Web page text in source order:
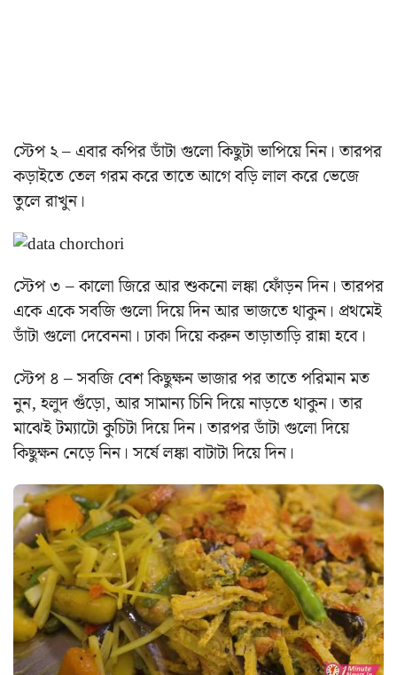
স্টেপ ২ – এবার কপির ডাঁটা গুলো কিছুটা ভাপিয়ে নিন। তারপর
কড়াইতে তেল গরম করে তাতে আগে বড়ি লাল করে ভেজে
তুলে রাখুন।
স্টেপ ৩ – কালো জিরে আর শুকনো লঙ্কা ফোঁড়ন দিন। তারপর
একে একে সবজি গুলো দিয়ে দিন আর ভাজতে থাকুন। প্রথমেই
ডাঁটা গুলো দেবেননা। ঢাকা দিয়ে করুন তাড়াতাড়ি রান্না হবে।
স্টেপ ৪ – সবজি বেশ কিছুক্ষন ভাজার পর তাতে পরিমান মত
নুন, হলুদ গুঁড়ো, আর সামান্য চিনি দিয়ে নাড়তে থাকুন। তার
মাঝেই টম্যাটো কুচিটা দিয়ে দিন। তারপর ডাঁটা গুলো দিয়ে
কিছুক্ষন নেড়ে নিন। সর্ষে লঙ্কা বাটাটা দিয়ে দিন।